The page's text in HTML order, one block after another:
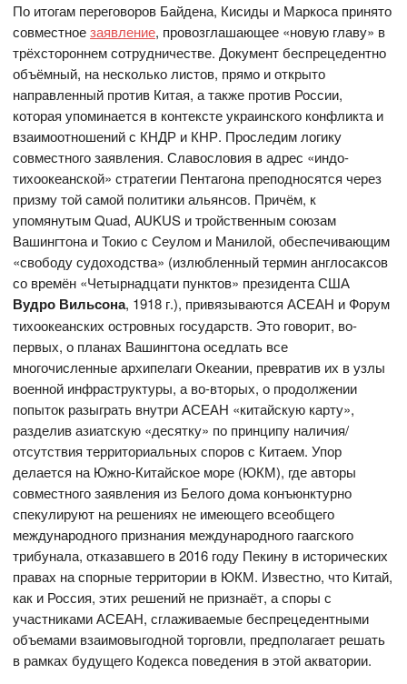
По итогам переговоров Байдена, Кисиды и Маркоса принято
совместноезаявление, провозглашающее «новую главу» в
трёхстороннем сотрудничестве. Документ беспрецедентно
объёмный, на несколько листов, прямо и открыто
направленный против Китая, а также против России,
которая упоминается в контексте украинского конфликта и
взаимоотношений с КНДР и КНР. Проследим логику
совместного заявления. Славословия в адрес «индо-
тихоокеанской» стратегии Пентагона преподносятся через
призму той самой политики альянсов. Причём, к
упомянутым Quad, AUKUS и тройственным союзам
Вашингтона и Токио с Сеулом и Манилой, обеспечивающим
«свободу судоходства» (излюбленный термин англосаксов
со времён «Четырнадцати пунктов» президента США
Вудро Вильсона, 1918 г.), привязываются АСЕАН и Форум
тихоокеанских островных государств. Это говорит, во-
первых, о планах Вашингтона оседлать все
многочисленные архипелаги Океании, превратив их в узлы
военной инфраструктуры, а во-вторых, о продолжении
попыток разыграть внутри АСЕАН «китайскую карту»,
разделив азиатскую «десятку» по принципу наличия/
отсутствия территориальных споров с Китаем. Упор
делается на Южно-Китайское море (ЮКМ), где авторы
совместного заявления из Белого дома конъюнктурно
спекулируют на решениях не имеющего всеобщего
международного признания международного гаагского
трибунала, отказавшего в 2016 году Пекину в исторических
правах на спорные территории в ЮКМ. Известно, что Китай,
как и Россия, этих решений не признаёт, а споры с
участниками АСЕАН, сглаживаемые беспрецедентными
объемами взаимовыгодной торговли, предполагает решать
в рамках будущего Кодекса поведения в этой акватории.